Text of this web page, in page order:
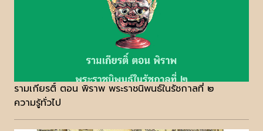
รามเกียรติ์ ตอน พิราพ พระราชนิพนธ์ในรัชกาลที่ ๒
ความรู้ทั่วไป